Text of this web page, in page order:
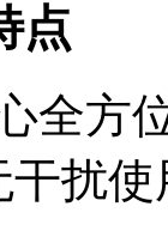
点
全方
扰